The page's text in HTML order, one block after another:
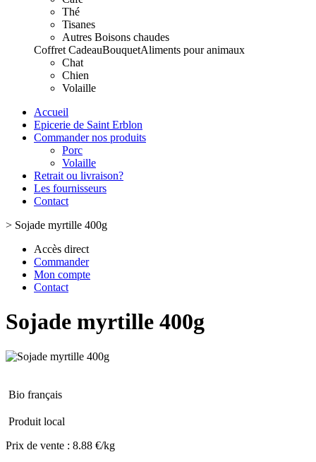
Thé
Tisanes
Autres Boisons chaudes
Coffret CadeauBouquetAliments pour animaux
Chat
Chien
Volaille
Accueil
Epicerie de Saint Erblon
Commander nos produits
Porc
Volaille
Retrait ou livraison?
Les fournisseurs
Contact
> Sojade myrtille 400g
Accès direct
Commander
Mon compte
Contact
Sojade myrtille 400g
Bio français
Produit local
Prix de vente : 8.88 €/kg